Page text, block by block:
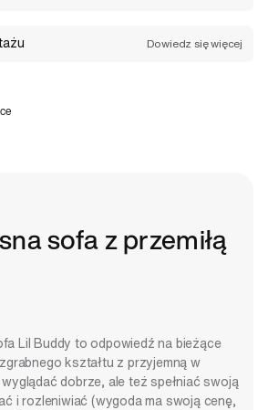
Dowiedz się więcej
sofa z przemiłą
Lil Buddy to odpowiedź na bieżące
kształtu z przyjemną w
dobrze, ale też spełniać swoją
i rozleniwiać (wygoda ma swoją cenę,